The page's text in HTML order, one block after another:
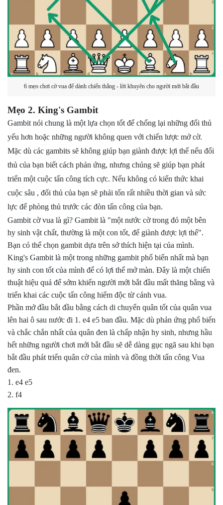
6 mẹo chơi cờ vua để dành chiến thắng - lời khuyên cho người mới bắt đầu
Mẹo 2. King's Gambit
Gambit nói chung là một lựa chọn tốt để chống lại những đối thủ
yếu hơn hoặc những người không quen với chiến lược mở cờ.
Mặc dù các gambits sẽ không giúp bạn giành được lợi thế nếu đối
thủ của bạn biết cách phản ứng, nhưng chúng sẽ giúp bạn phát
triển một cuộc tấn công tích cực. Nếu không có kiến ​​thức khai
cuộc sâu , đối thủ của bạn sẽ phải tốn rất nhiều thời gian và sức
lực để phòng thủ trước các đòn tấn công của bạn.
Gambit cờ vua là gì? Gambit là "một nước cờ trong đó một bên
hy sinh vật chất, thường là một con tốt, để giành được lợi thế".
Bạn có thể chọn gambit dựa trên sở thích hiện tại của mình.
King's Gambit là một trong những gambit phổ biến nhất mà bạn
hy sinh con tốt của mình để có lợi thế mở màn. Đây là một chiến
thuật hiệu quả để sớm khiến người mới bắt đầu mất thăng bằng và
triển khai các cuộc tấn công hiểm độc từ cánh vua.
Phần mở đầu bắt đầu bằng cách di chuyển quân tốt của quân vua
lên hai ô sau nước đi 1. e4 e5 ban đầu. Mặc dù phản ứng phổ biến
và chắc chắn nhất của quân đen là chấp nhận hy sinh, nhưng hầu
hết những người chơi mới bắt đầu sẽ dễ dàng gục ngã sau khi bạn
bắt đầu phát triển quân cờ của mình và đồng thời tấn công Vua
đen.
1. e4 e5
2. f4